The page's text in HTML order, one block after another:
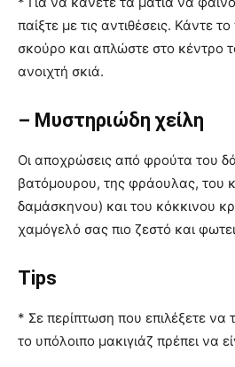
παίξτε με τις αντιθέσεις. Κάντε
σκούρο και απλώστε στο κέντρο
ανοιχτή σκιά.
– Μυστηριώδη χείλη
Οι αποχρώσεις από φρούτα του
βατόμουρου, της φράουλας, του
δαμάσκηνου) και του κόκκινου
χαμόγελό σας πιο ζεστό και
Tips
* Σε περίπτωση που επιλέξετε να
το υπόλοιπο μακιγιάζ πρέπει να